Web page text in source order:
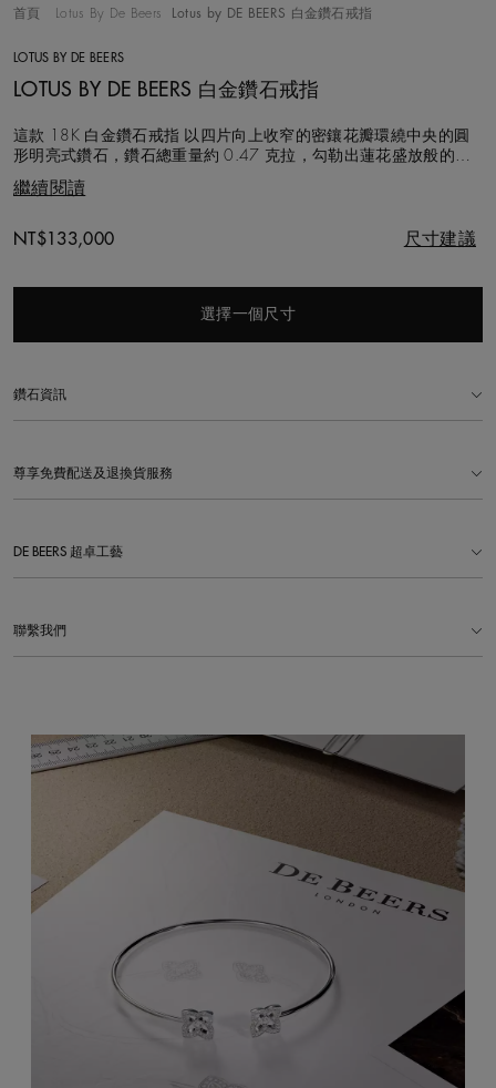
首頁 Lotus By De Beers Lotus by DE BEERS 白金鑽石戒指
LOTUS BY DE BEERS
LOTUS BY DE BEERS 白金鑽石戒指
這款 18K 白金鑽石戒指 以四片向上收窄的密鑲花瓣環繞中央的圓
形明亮式鑽石，鑽石總重量約 0.47 克拉，勾勒出蓮花盛放般的細
角洲的蓮花植物，鮮明的四瓣蓮花造型象徵沉靜而堅定的清淨力
道德準
繼續閱讀
Original price
NT$133,000 尺寸建議
選擇一個尺寸
鑽石資訊
尊享免費配送及退換貨服務
DE BEERS 超卓工藝
聯繫我們